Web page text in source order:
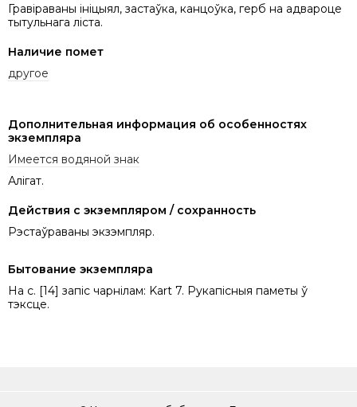
Гравіраваны ініцыял, застаўка, канцоўка, герб на адвароце
тытульнага ліста.
Наличие помет
другое
Дополнительная информация об особенностях
экземпляра
Имеется водяной знак
Алігат.
Действия с экземпляром / сохранность
Рэстаўраваны экзэмпляр.
Бытование экземпляра
На с. [14] запіс чарнілам: Kart 7. Рукапісныя паметы ў
тэксце.